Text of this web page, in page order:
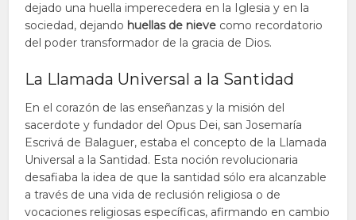
dejado una huella imperecedera en la Iglesia y en la
sociedad, dejando huellas de nieve como recordatorio
del poder transformador de la gracia de Dios.
La Llamada Universal a la Santidad
En el corazón de las enseñanzas y la misión del
sacerdote y fundador del Opus Dei, san Josemaría
Escrivá de Balaguer, estaba el concepto de la Llamada
Universal a la Santidad. Esta noción revolucionaria
desafiaba la idea de que la santidad sólo era alcanzable
a través de una vida de reclusión religiosa o de
vocaciones religiosas específicas, afirmando en cambio